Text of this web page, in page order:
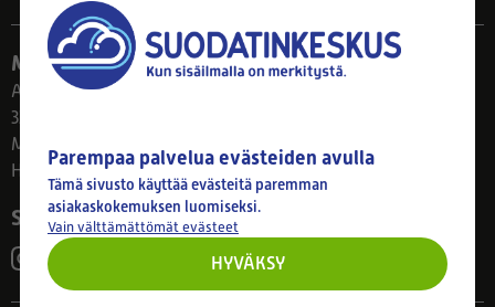
Myymälä
Ahlmanintie 61
33800 Tampere
Ma–Pe 8–17
Huom! Myymälän poikkeusaukiolot: 27.7.-21.8. klo 8-16
Seuraa meitä
Parempaa palvelua evästeiden avulla
Tämä sivusto käyttää evästeitä paremman
asiakaskokemuksen luomiseksi.
Vain välttämättömät evästeet
HYVÄKSY